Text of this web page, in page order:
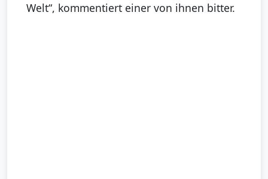
Welt“, kommentiert einer von ihnen bitter.